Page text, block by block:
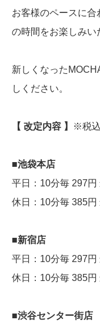
お客様のペースに合
の時間をお楽しみい
新しくなった
しください。
【 改定内容 】 ※税
■池袋本店
平日：10分毎 297円
休日：10分毎 385円
■新宿店
平日：10分毎 297円
休日：10分毎 385円
■渋谷センター街店